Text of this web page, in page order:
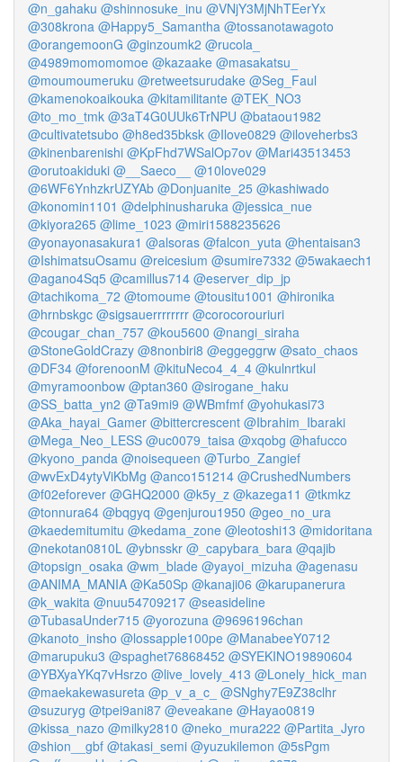
@n_gahaku @shinnosuke_inu @VNjY3MjNhTEerYx
@308krona @Happy5_Samantha @tossanotawagoto
@orangemoonG @ginzoumk2 @rucola_
@4989momomomoe @kazaake @masakatsu_
@moumoumeruku @retweetsurudake @Seg_Faul
@kamenokoaikouka @kitamilitante @TEK_NO3
@to_mo_tmk @3aT4G0UUk6TrNPU @bataou1982
@cultivatetsubo @h8ed35bksk @Ilove0829 @iloveherbs3
@kinenbarenishi @KpFhd7WSalOp7ov @Mari43513453
@orutoakiduki @__Saeco__
@10love029
@6WF6YnhzkrUZYAb @Donjuanite_25 @kashiwado
@konomin1101 @delphinusharuka @jessica_nue
@kiyora265 @lime_1023 @miri1588235626
@yonayonasakura1 @alsoras @falcon_yuta @hentaisan3
@IshimatsuOsamu @reicesium @sumire7332 @5wakaech1
@agano4Sq5 @camillus714 @eserver_dip_jp
@tachikoma_72 @tomoume @tousitu1001 @hironika
@hrnbskgc @sigsauerrrrrrrr @corocorouriuri
@cougar_chan_757 @kou5600 @nangi_siraha
@StoneGoldCrazy @8nonbiri8 @eggeggrw @sato_chaos
@DF34 @forenoonM @kituNeco4_4_4 @kulnrtkul
@myramoonbow @ptan360 @sirogane_haku
@SS_batta_yn2 @Ta9mi9 @WBmfmf @yohukasi73
@Aka_hayai_Gamer @bittercrescent @Ibrahim_Ibaraki
@Mega_Neo_LESS @uc0079_taisa @xqobg @hafucco
@kyono_panda @noisequeen @Turbo_Zangief
@wvExD4ytyViKbMg @anco151214 @CrushedNumbers
@f02eforever @GHQ2000 @k5y_z @kazega11 @tkmkz
@tonnura64 @bqgyq @genjurou1950 @geo_no_ura
@kaedemitumitu @kedama_zone @leotoshi13 @midoritana
@nekotan0810L @ybnsskr @_capybara_bara @qajib
@topsign_osaka @wm_blade @yayoi_mizuha @agenasu
@ANIMA_MANIA @Ka50Sp @kanaji06 @karupanerura
@k_wakita @nuu54709217 @seasideline
@TubasaUnder715 @yorozuna @9696196chan
@kanoto_insho @lossapple100pe @ManabeeY0712
@marupuku3 @spaghet76868452 @SYEKINO19890604
@YBXyaYKq7vHsrzo @live_lovely_413 @Lonely_hick_man
@maekakewasureta @p_v_a_c_ @SNghy7E9Z38clhr
@suzuryg @tpei9ani87 @eveakane @Hayao0819
@kissa_nazo @milky2810 @neko_mura222 @Partita_Jyro
@shion__gbf @takasi_semi @yuzukilemon @5sPgm